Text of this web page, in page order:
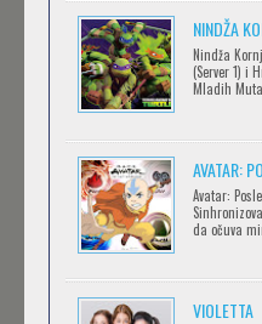
BLOODIVORES
Feb 12 2023 |Gledaj
AVANTURE
Feb 12 2023 |
IPAK SE
NINDŽA
Nindža
(Server 1) i
Mladih
AVATAR:
Avatar:
da očuva
VIOLETTA